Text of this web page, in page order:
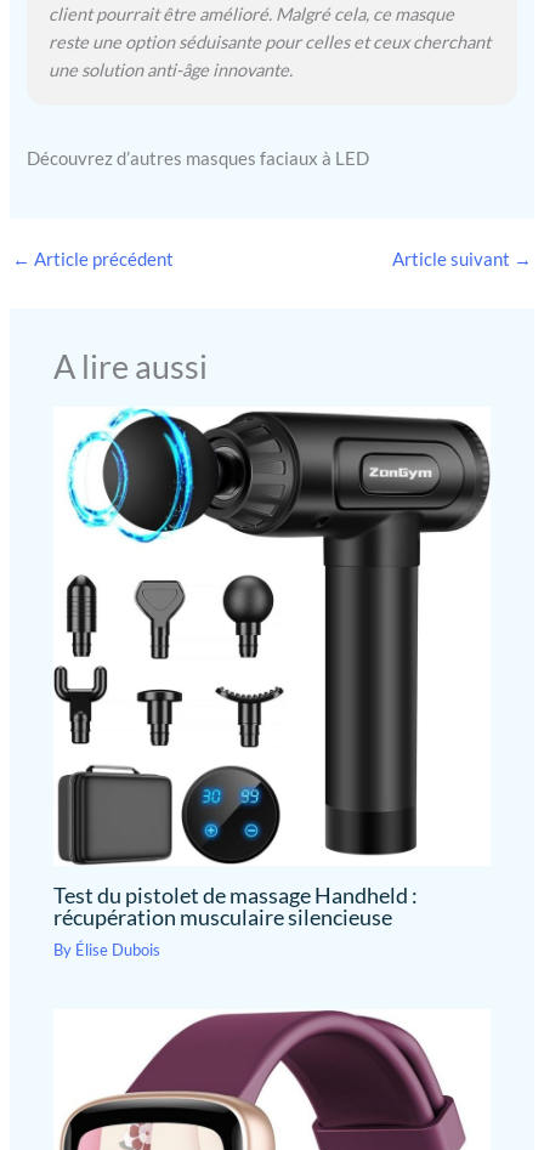
client pourrait être amélioré. Malgré cela, ce masque
reste une option séduisante pour celles et ceux cherchant
une solution anti-âge innovante.
Découvrez d’autres masques faciaux à LED
← Article précédent Article suivant →
A lire aussi
Test du pistolet de massage Handheld :
récupération musculaire silencieuse
By Élise Dubois